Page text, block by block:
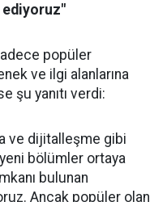
popüler
ve ilgi alanlarına
şu yanıtı verdi:
ve dijitalleşme gibi
bölümler ortaya
bulunan
Ancak popüler olan